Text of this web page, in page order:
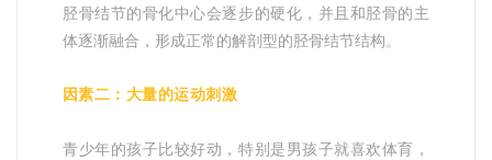
胫骨结节的骨化中心会逐步的硬化，并且和胫骨的主
体逐渐融合，形成正常的解剖型的胫骨结节结构。
因素二：大量的运动刺激
青少年的孩子比较好动，特别是男孩子就喜欢体育，